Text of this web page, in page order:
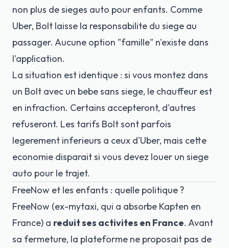
non plus de sieges auto pour enfants. Comme
Uber, Bolt laisse la responsabilite du siege au
passager. Aucune option "famille" n'existe dans
l'application.
La situation est identique : si vous montez dans
un Bolt avec un bebe sans siege, le chauffeur est
en infraction. Certains accepteront, d'autres
refuseront. Les tarifs Bolt sont parfois
legerement inferieurs a ceux d'Uber, mais cette
economie disparait si vous devez louer un siege
auto pour le trajet.
FreeNow et les enfants : quelle politique ?
FreeNow (ex-mytaxi, qui a absorbe Kapten en
France) a reduit ses activites en France. Avant
sa fermeture, la plateforme ne proposait pas de